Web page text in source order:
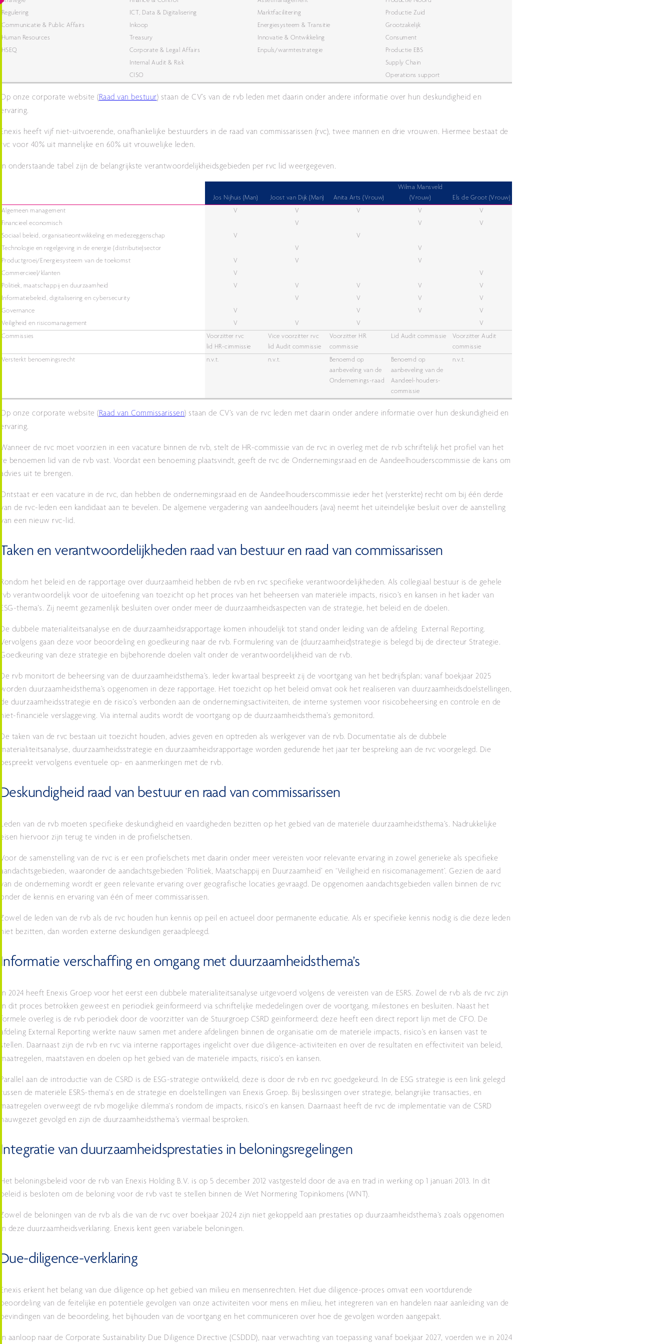
Regulering
ICT, Data & Digitalisering Marktfacilitering
Productie Zuid
Communicatie & Public Affairs
Inkoop Energiesysteem & Transitie
Grootzakelijk
Human Resources
Treasury Innovatie & Ontwikkeling
Consument
HSEQ
Corporate & Legal Affairs Enpuls/warmtestrategie
Productie EBS
Internal Audit & Risk
Supply Chain
CISO
Operations support
Op onze corporate website (Raad van bestuur) staan de CV’s van de rvb leden met daarin onder andere informatie over hun deskundigheid en
ervaring.
Enexis heeft vijf niet-uitvoerende, onafhankelijke bestuurders in de raad van commissarissen (rvc), twee mannen en drie vrouwen. Hiermee bestaat de
rvc voor 40% uit mannelijke en 60% uit vrouwelijke leden.
In onderstaande tabel zijn de belangrijkste verantwoordelijkheidsgebieden per rvc lid weergegeven.
Jos Nijhuis (Man) Joost van Dijk (Man) Anita Arts (Vrouw)
Wilma Mansveld
(Vrouw)
Els de Groot (Vrouw)
Algemeen management
V V V V
V
Financieel economisch
V V
V
Sociaal beleid, organisatieontwikkeling en medezeggenschap
V
V
Technologie en regelgeving in de energie (distributie)sector
V
V
Productgroei/Energiesysteem van de toekomst
V V
V
Commercieel/klanten
V
V
Politiek, maatschappij en duurzaamheid
V V V V
V
Informatiebeleid, digitalisering en cybersecurity
V V V
V
Governance
V V V
V
Veiligheid en risicomanagement
V V V
V
Commissies
Voorzitter rvc
lid HR-cimmissie
Vice voorzitter rvc
lid Audit commissie
Voorzitter HR
commissie
Lid Audit commissie
Voorzitter Audit
commissie
Versterkt benoemingsrecht
n.v.t. n.v.t.
Benoemd op
aanbeveling van de
Ondernemings-raad
Benoemd op
aanbeveling van de
Aandeel-houders-
commissie
n.v.t.
Op onze corporate website (Raad van Commissarissen) staan de CV’s van de rvc leden met daarin onder andere informatie over hun deskundigheid en
ervaring.
Wanneer de rvc moet voorzien in een vacature binnen de rvb, stelt de HR-commissie van de rvc in overleg met de rvb schriftelijk het profiel van het
te benoemen lid van de rvb vast. Voordat een benoeming plaatsvindt, geeft de rvc de Ondernemingsraad en de Aandeelhouderscommissie de kans om
advies uit te brengen.
Ontstaat er een vacature in de rvc, dan hebben de ondernemingsraad en de Aandeelhouderscommissie ieder het (versterkte) recht om bij één derde
van de rvc-leden een kandidaat aan te bevelen. De algemene vergadering van aandeelhouders (ava) neemt het uiteindelijke besluit over de aanstelling
van een nieuw rvc-lid.
Taken en verantwoordelijkheden raad van bestuur en raad van commissarissen
Rondom het beleid en de rapportage over duurzaamheid hebben de rvb en rvc specifieke verantwoordelijkheden. Als collegiaal bestuur is de gehele
rvb verantwoordelijk voor de uitoefening van toezicht op het proces van het beheersen van materiële impacts, risico’s en kansen in het kader van
ESG-thema's. Zij neemt gezamenlijk besluiten over onder meer de duurzaamheidsaspecten van de strategie, het beleid en de doelen.
De dubbele materialiteitsanalyse en de duurzaamheidsrapportage komen inhoudelijk tot stand onder leiding van de afdeling External Reporting.
Vervolgens gaan deze voor beoordeling en goedkeuring naar de rvb. Formulering van de (duurzaamheid)strategie is belegd bij de directeur Strategie.
Goedkeuring van deze strategie en bijbehorende doelen valt onder de verantwoordelijkheid van de rvb.
De rvb monitort de beheersing van de duurzaamheidsthema’s. Ieder kwartaal bespreekt zij de voortgang van het bedrijfsplan; vanaf boekjaar 2025
worden duurzaamheidsthema’s opgenomen in deze rapportage. Het toezicht op het beleid omvat ook het realiseren van duurzaamheidsdoelstellingen,
de duurzaamheidsstrategie en de risico’s verbonden aan de ondernemingsactiviteiten, de interne systemen voor risicobeheersing en controle en de
niet-financiële verslaggeving. Via internal audits wordt de voortgang op de duurzaamheidsthema’s gemonitord.
De taken van de rvc bestaan uit toezicht houden, advies geven en optreden als werkgever van de rvb. Documentatie als de dubbele
materialiteitsanalyse, duurzaamheidsstrategie en duurzaamheidsrapportage worden gedurende het jaar ter bespreking aan de rvc voorgelegd. Die
bespreekt vervolgens eventuele op- en aanmerkingen met de rvb.
Deskundigheid raad van bestuur en raad van commissarissen
Leden van de rvb moeten specifieke deskundigheid en vaardigheden bezitten op het gebied van de materiële duurzaamheidsthema’s. Nadrukkelijke
eisen hiervoor zijn terug te vinden in de profielschetsen.
Voor de samenstelling van de rvc is er een profielschets met daarin onder meer vereisten voor relevante ervaring in zowel generieke als specifieke
aandachtsgebieden, waaronder de aandachtsgebieden ‘Politiek, Maatschappij en Duurzaamheid’ en ‘Veiligheid en risicomanagement’. Gezien de aard
van de onderneming wordt er geen relevante ervaring over geografische locaties gevraagd. De opgenomen aandachtsgebieden vallen binnen de rvc
onder de kennis en ervaring van één of meer commissarissen.
Zowel de leden van de rvb als de rvc houden hun kennis op peil en actueel door permanente educatie. Als er specifieke kennis nodig is die deze leden
niet bezitten, dan worden externe deskundigen geraadpleegd.
Informatie verschaffing en omgang met duurzaamheidsthema’s
In 2024 heeft Enexis Groep voor het eerst een dubbele materialiteitsanalyse uitgevoerd volgens de vereisten van de ESRS. Zowel de rvb als de rvc zijn
in dit proces betrokken geweest en periodiek geïnformeerd via schriftelijke mededelingen over de voortgang, milestones en besluiten. Naast het
formele overleg is de rvb periodiek door de voorzitter van de Stuurgroep CSRD geïnformeerd; deze heeft een direct report lijn met de CFO. De
afdeling External Reporting werkte nauw samen met andere afdelingen binnen de organisatie om de materiële impacts, risico’s en kansen vast te
stellen. Daarnaast zijn de rvb en rvc via interne rapportages ingelicht over due diligence-activiteiten en over de resultaten en effectiviteit van beleid,
maatregelen, maatstaven en doelen op het gebied van de materiële impacts, risico’s en kansen.
Parallel aan de introductie van de CSRD is de ESG-strategie ontwikkeld, deze is door de rvb en rvc goedgekeurd. In de ESG strategie is een link gelegd
tussen de materiële ESRS-thema's en de strategie en doelstellingen van Enexis Groep. Bij beslissingen over strategie, belangrijke transacties, en
maatregelen overweegt de rvb mogelijke dilemma's rondom de impacts, risico's en kansen. Daarnaast heeft de rvc de implementatie van de CSRD
nauwgezet gevolgd en zijn de duurzaamheidsthema’s viermaal besproken.
Integratie van duurzaamheidsprestaties in beloningsregelingen
Het beloningsbeleid voor de rvb van Enexis Holding B.V. is op 5 december 2012 vastgesteld door de ava en trad in werking op 1 januari 2013. In dit
beleid is besloten om de beloning voor de rvb vast te stellen binnen de Wet Normering Topinkomens (WNT).
Zowel de beloningen van de rvb als die van de rvc over boekjaar 2024 zijn niet gekoppeld aan prestaties op duurzaamheidsthema’s zoals opgenomen
in deze duurzaamheidsverklaring. Enexis kent geen variabele beloningen.
Due-diligence-verklaring
Enexis erkent het belang van due diligence op het gebied van milieu en mensenrechten. Het due diligence-proces omvat een voortdurende
beoordeling van de feitelijke en potentiële gevolgen van onze activiteiten voor mens en milieu, het integreren van en handelen naar aanleiding van de
bevindingen van de beoordeling, het bijhouden van de voortgang en het communiceren over hoe de gevolgen worden aangepakt.
In aanloop naar de Corporate Sustainability Due Diligence Directive (CSDDD), naar verwachting van toepassing vanaf boekjaar 2027, voerden we in 2024